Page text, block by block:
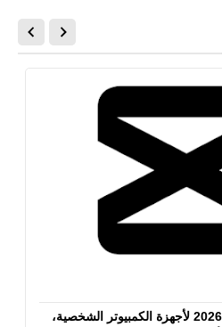
تطبيق CapCut Web لعام 2026 لأجهزة الكمبيوتر الشخصية،